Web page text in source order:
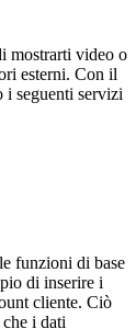
mostrarti video o
esterni. Con il
i seguenti servizi
funzioni di base
di inserire i
cliente. Ciò
i dati